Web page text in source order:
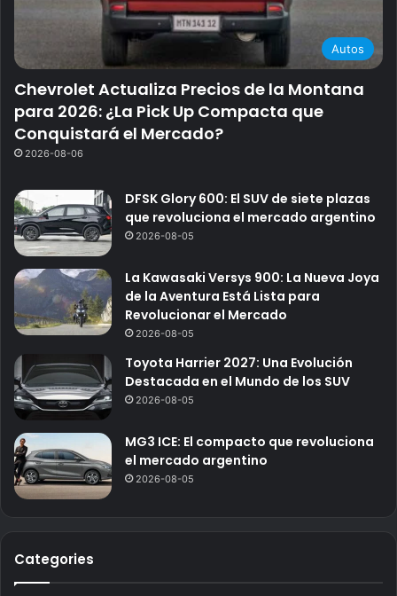
Autos
Chevrolet Actualiza Precios de la Montana
para 2026: ¿La Pick Up Compacta que
Conquistará el Mercado?
2026-08-06
DFSK Glory 600: El SUV de siete plazas
que revoluciona el mercado argentino
2026-08-05
La Kawasaki Versys 900: La Nueva Joya
de la Aventura Está Lista para
Revolucionar el Mercado
2026-08-05
Toyota Harrier 2027: Una Evolución
Destacada en el Mundo de los SUV
2026-08-05
MG3 ICE: El compacto que revoluciona
el mercado argentino
2026-08-05
Categories